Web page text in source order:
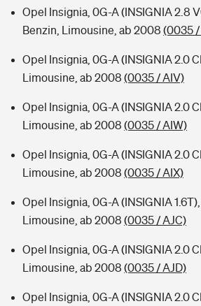
Sie haben Fragen?
Opel Insignia, 0G-A (INSIGNIA 2.8
Benzin, Limousine, ab 2008 (0035 /
Opel Insignia, 0G-A (INSIGNIA 2.0
Limousine, ab 2008 (0035 / AIV)
Opel Insignia, 0G-A (INSIGNIA 2.0
Limousine, ab 2008 (0035 / AIW)
Opel Insignia, 0G-A (INSIGNIA 2.0
Limousine, ab 2008 (0035 / AIX)
Opel Insignia, 0G-A (INSIGNIA 1.6T),
Limousine, ab 2008 (0035 / AJC)
Opel Insignia, 0G-A (INSIGNIA 2.0
Limousine, ab 2008 (0035 / AJD)
Opel Insignia, 0G-A (INSIGNIA 2.0